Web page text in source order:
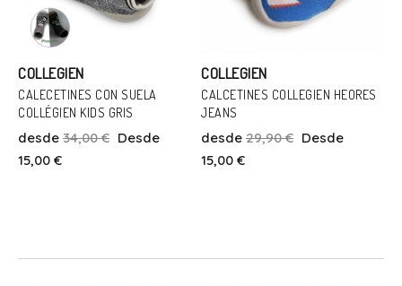
COLLEGIEN
CALECETINES CON SUELA
COLLÉGIEN KIDS GRIS
desde 34,00 € Desde
15,00 €
COLLEGIEN
CALCETINES COLLEGIEN HEORES
JEANS
desde 29,90 € Desde
15,00 €